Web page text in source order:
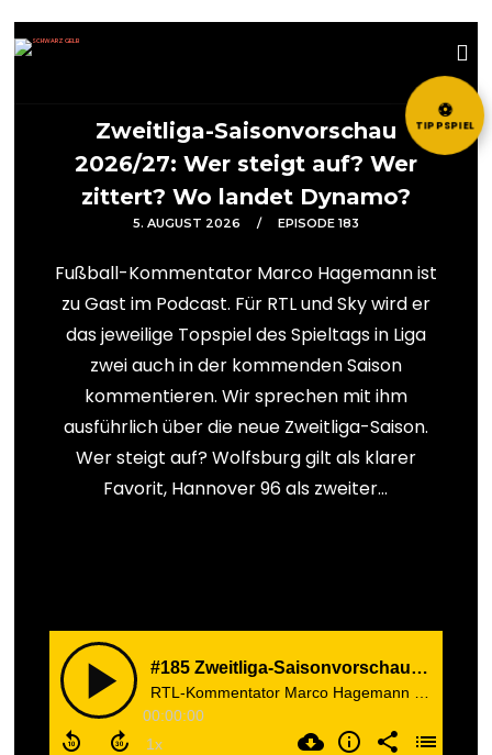
⚽
TIPPSPIEL
Zweitliga-Saisonvorschau
2026/27: Wer steigt auf? Wer
zittert? Wo landet Dynamo?
5. AUGUST 2026 EPISODE 183
Fußball-Kommentator Marco Hagemann ist
zu Gast im Podcast. Für RTL und Sky wird er
das jeweilige Topspiel des Spieltags in Liga
zwei auch in der kommenden Saison
kommentieren. Wir sprechen mit ihm
ausführlich über die neue Zweitliga-Saison.
Wer steigt auf? Wolfsburg gilt als klarer
Favorit, Hannover 96 als zweiter...